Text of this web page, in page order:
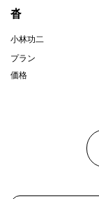
沓
小林功二
プラン
価格